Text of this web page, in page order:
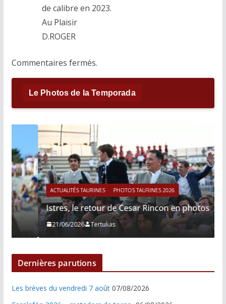
de calibre en 2023.
Au Plaisir
D.ROGER
Commentaires fermés.
Le Photos de la Temporada
ACTUALITÉS TAURINES PHOTOS TAURINES 2026
Istres, le retour de Cesar Rincon en photos
21/06/2026 Tertulias
Dernières parutions
Les brèves du vendredi 7 août 07/08/2026